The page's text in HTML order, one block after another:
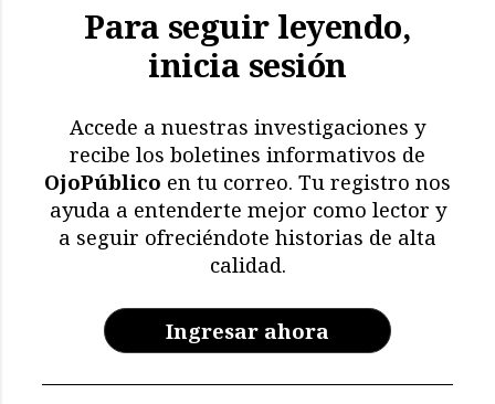
El impacto de El Niño: más
mamíferos marinos
muertos
Memoria en riesgo:
restricciones y deterioro
en los archivos de la CVR
Para seguir leyendo,
inicia sesión
Accede a nuestras investigaciones y
recibe los boletines informativos de
OjoPúblico en tu correo. Tu registro nos
ayuda a entenderte mejor como lector y
a seguir ofreciéndote historias de alta
calidad.
Ingresar ahora